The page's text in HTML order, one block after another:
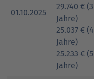
01.10.2025
29.740 € (3
Jahre)
25.037 € (4
Jahre)
25.233 € (5
Jahre)